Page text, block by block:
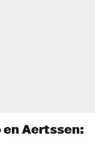
Aertssen: